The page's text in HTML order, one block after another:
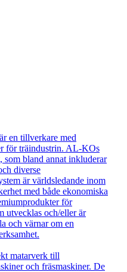
en tillverkare med
för träindustrin. AL-KOs
som bland annat inkluderar
diverse
är världsledande inom
med både ekonomiska
för
utvecklas och/eller är
och värnar om en
matarverk till
och fräsmaskiner. De